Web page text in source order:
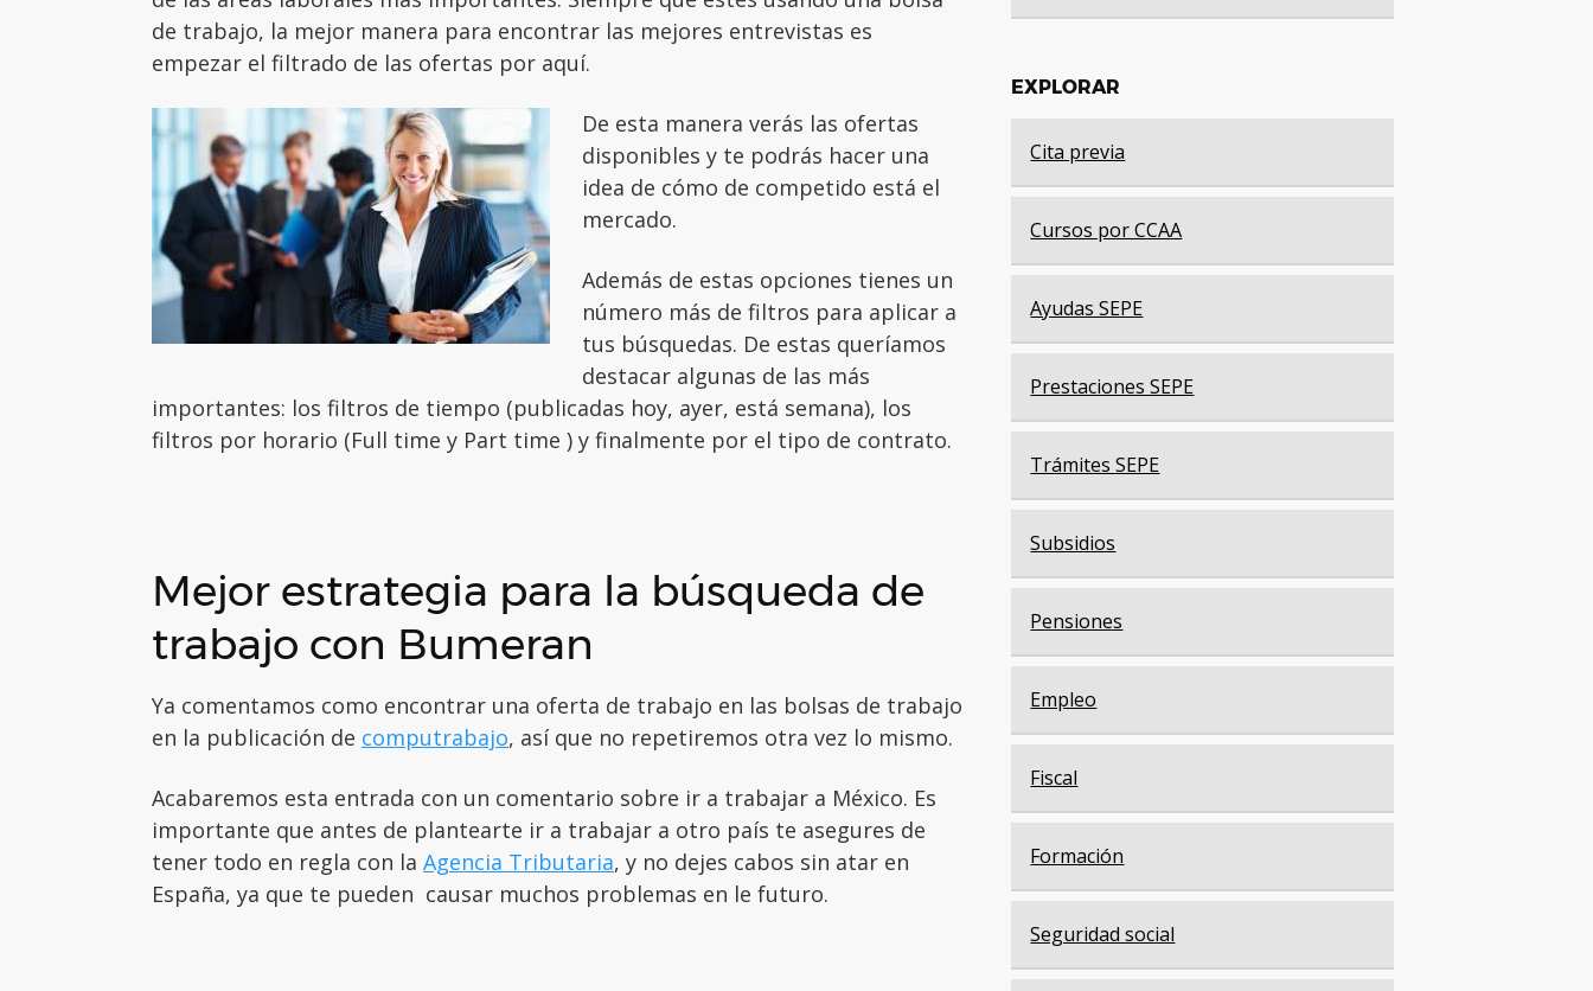
de trabajo, la mejor manera para encontrar las mejores entrevistas es
empezar el filtrado de las ofertas por aquí.
De esta manera verás las ofertas
disponibles y te podrás hacer una
idea de cómo de competido está el
mercado.
Además de estas opciones tienes un
número más de filtros para aplicar a
tus búsquedas. De estas queríamos
destacar algunas de las más
importantes: los filtros de tiempo (publicadas hoy, ayer, está semana), los
filtros por horario (Full time y Part time ) y finalmente por el tipo de contrato.
Mejor estrategia para la búsqueda de
trabajo con Bumeran
Ya comentamos como encontrar una oferta de trabajo en las bolsas de trabajo
en la publicación de computrabajo, así que no repetiremos otra vez lo mismo.
Acabaremos esta entrada con un comentario sobre ir a trabajar a México. Es
importante que antes de plantearte ir a trabajar a otro país te asegures de
tener todo en regla con la Agencia Tributaria, y no dejes cabos sin atar en
España, ya que te pueden causar muchos problemas en le futuro.
EXPLORAR
Cita previa
Cursos por CCAA
Ayudas SEPE
Prestaciones SEPE
Trámites SEPE
Subsidios
Pensiones
Empleo
Fiscal
Formación
Seguridad social